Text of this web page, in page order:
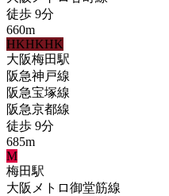
徒歩 9分
660m
HKHKHK
大阪梅田駅
阪急神戸線
阪急宝塚線
阪急京都線
徒歩 9分
685m
M
梅田駅
大阪メトロ御堂筋線